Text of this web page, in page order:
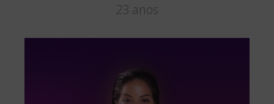
23 anos